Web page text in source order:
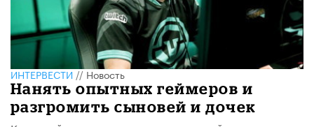
ИНТЕРВЕСТИ//Новость
Нанять опытных геймеров и
разгромить сыновей и дочек